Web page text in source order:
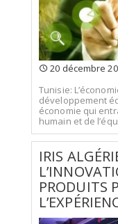
20 décembre
Tunisie:
développement
économie qui
humain et de
IRIS
PRODUITS